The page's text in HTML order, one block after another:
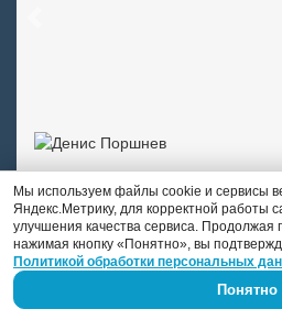
Мы используем файлы cookie и сервисы
Яндекс.Метрику, для корректной работы
улучшения качества сервиса. Продолжая
нажимая кнопку «Понятно», вы
Политикой обработки персональных
Понятно